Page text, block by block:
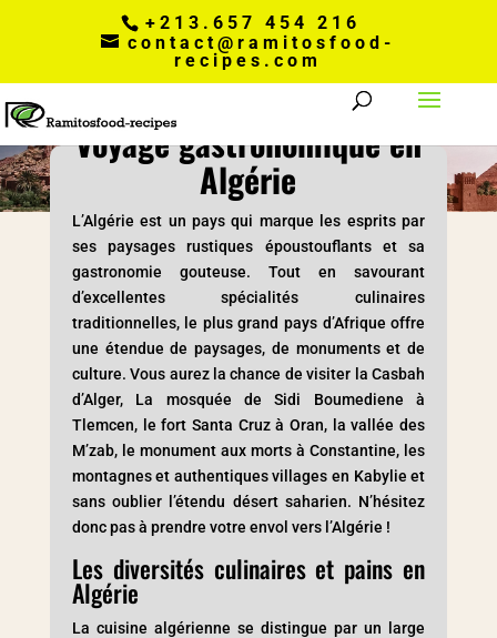
+213.657 454 216
contact@ramitosfood-
recipes.com
Voyage gastronomique en
Algérie
L’Algérie est un pays qui marque les esprits par
ses paysages rustiques époustouflants et sa
gastronomie gouteuse. Tout en savourant
d’excellentes spécialités culinaires
traditionnelles, le plus grand pays d’Afrique offre
une étendue de paysages, de monuments et de
culture. Vous aurez la chance de visiter la Casbah
d’Alger, La mosquée de Sidi Boumediene à
Tlemcen, le fort Santa Cruz à Oran, la vallée des
M’zab, le monument aux morts à Constantine, les
montagnes et authentiques villages en Kabylie et
sans oublier l’étendu désert saharien. N’hésitez
donc pas à prendre votre envol vers l’Algérie !
Les diversités culinaires et pains en
Algérie
La cuisine algérienne se distingue par un large